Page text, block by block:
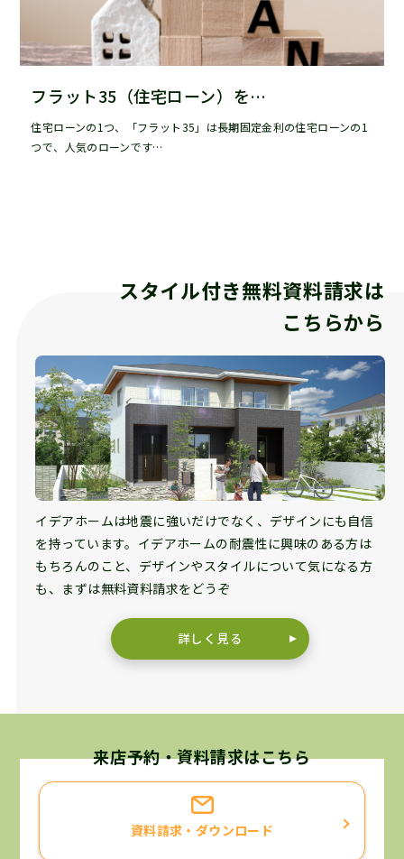
フラット35（住宅ローン）を…
住宅ローンの1つ、「フラット35」は長期固定金利の住宅ローンの1
つで、人気のローンです…
スタイル付き無料資料請求は
こちらから
イデアホームは地震に強いだけでなく、デザインにも自信
を持っています。イデアホームの耐震性に興味のある方は
もちろんのこと、デザインやスタイルについて気になる方
も、まずは無料資料請求をどうぞ
詳しく見る
来店予約・資料請求はこちら
資料請求・ダウンロード